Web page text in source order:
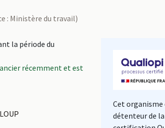
: Ministère du travail)
la période du
récemment et est
Cet organisme
détenteur de la